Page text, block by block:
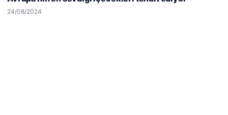
Reddet Kabul Et
24/08/2024